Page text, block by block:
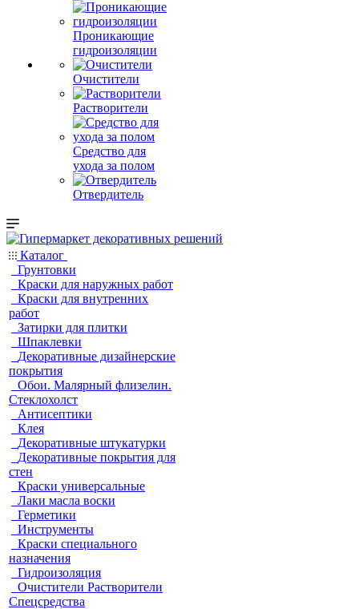
Проникающие
гидроизоляции
Очистители
Растворители
Средство для
ухода за полом
Отвердитель
Каталог
Грунтовки
Краски для наружных работ
Краски для внутренних
работ
Затирки для плитки
Шпаклевки
Декоративные дизайнерские
покрытия
Обои. Малярный флизелин.
Стеклохолст
Антисептики
Клея
Декоративные штукатурки
Декоративные покрытия для
стен
Краски универсальные
Лаки масла воски
Герметики
Инструменты
Краски специального
назначения
Гидроизоляция
Очистители Растворители
Спецсредства